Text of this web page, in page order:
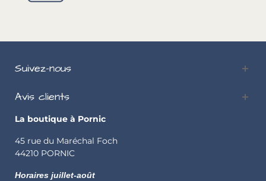
Suivez-nous
Avis clients
La boutique à Pornic
45 rue du Maréchal Foch
44210 PORNIC
Horaires juillet-août